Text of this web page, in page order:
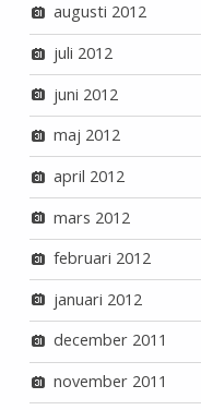
augusti 2012
juli 2012
juni 2012
maj 2012
april 2012
mars 2012
februari 2012
januari 2012
december 2011
november 2011